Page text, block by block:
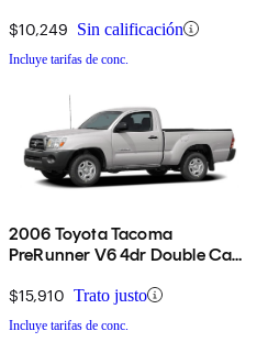
$10,249 Sin calificación
Incluye tarifas de conc.
2006 Toyota Tacoma
PreRunner V6 4dr Double Cab
$15,910 Trato justo
Incluye tarifas de conc.